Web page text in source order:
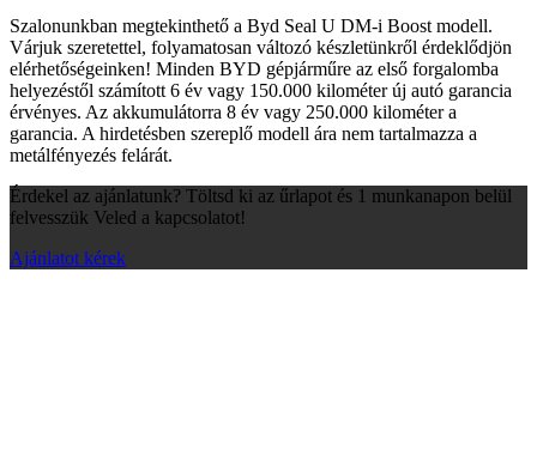
Szalonunkban megtekinthető a Byd Seal U DM-i Boost modell.
Várjuk szeretettel, folyamatosan változó készletünkről érdeklődjön
elérhetőségeinken! Minden BYD gépjárműre az első forgalomba
helyezéstől számított 6 év vagy 150.000 kilométer új autó garancia
érvényes. Az akkumulátorra 8 év vagy 250.000 kilométer a
garancia. A hirdetésben szereplő modell ára nem tartalmazza a
metálfényezés felárát.
Érdekel az ajánlatunk? Töltsd ki az űrlapot és 1 munkanapon belül
felvesszük Veled a kapcsolatot!
Ajánlatot kérek